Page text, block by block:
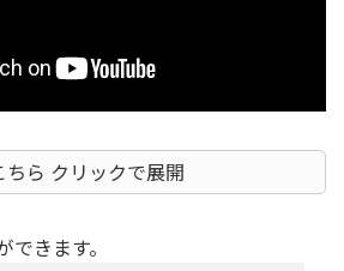
ら クリックで展開
きます。